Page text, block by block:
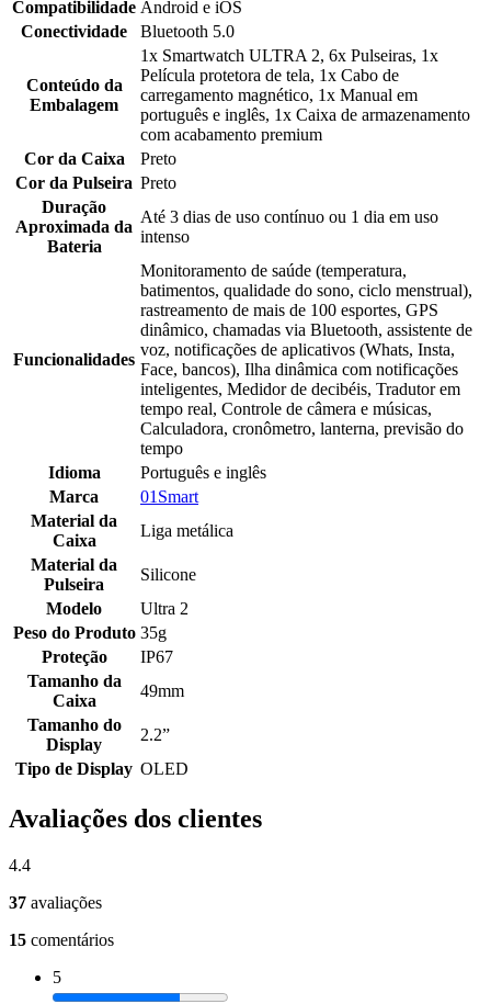
Compatibilidade Android e iOS
Conectividade
Bluetooth 5.0
Conteúdo da
Embalagem
1x Smartwatch ULTRA 2, 6x Pulseiras, 1x
Película protetora de tela, 1x Cabo de
carregamento magnético, 1x Manual em
português e inglês, 1x Caixa de armazenamento
com acabamento premium
Cor da Caixa
Preto
Cor da Pulseira Preto
Duração
Aproximada da
Bateria
Até 3 dias de uso contínuo ou 1 dia em uso
intenso
Funcionalidades
Monitoramento de saúde (temperatura,
batimentos, qualidade do sono, ciclo menstrual),
rastreamento de mais de 100 esportes, GPS
dinâmico, chamadas via Bluetooth, assistente de
voz, notificações de aplicativos (Whats, Insta,
Face, bancos), Ilha dinâmica com notificações
inteligentes, Medidor de decibéis, Tradutor em
tempo real, Controle de câmera e músicas,
Calculadora, cronômetro, lanterna, previsão do
tempo
Idioma
Português e inglês
Marca
01Smart
Material da
Caixa
Liga metálica
Material da
Pulseira
Silicone
Modelo
Ultra 2
Peso do Produto 35g
Proteção
IP67
Tamanho da
Caixa
49mm
Tamanho do
Display
2.2”
Tipo de Display OLED
Avaliações dos clientes
4.4
37 avaliações
15 comentários
5